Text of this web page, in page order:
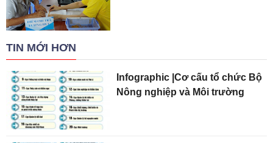
TIN MỚI HƠN
Infographic |Cơ cấu tổ chức Bộ
Nông nghiệp và Môi trường